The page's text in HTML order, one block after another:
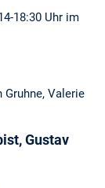
18:30 Uhr im
Valerie
Gustav